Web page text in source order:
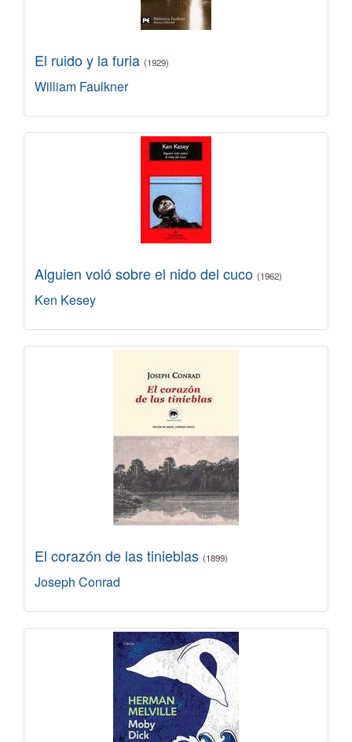
El ruido y la furia (1929)
William Faulkner
Alguien voló sobre el nido del cuco (1962)
Ken Kesey
El corazón de las tinieblas (1899)
Joseph Conrad